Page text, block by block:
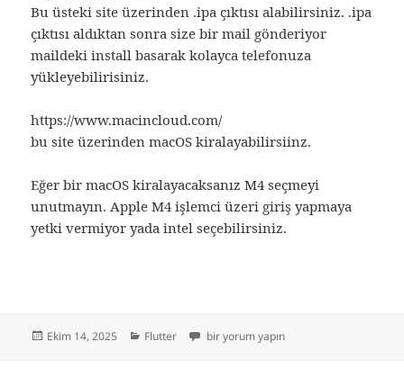
Bu üsteki site üzerinden .ipa çıktısı alabilirsiniz. .ipa
çıktısı aldıktan sonra size bir mail gönderiyor
maildeki install basarak kolayca telefonuza
yükleyebilirisiniz.
https://www.macincloud.com/
bu site üzerinden macOS kiralayabilirsiinz.
Eğer bir macOS kiralayacaksanız M4 seçmeyi
unutmayın. Apple M4 işlemci üzeri giriş yapmaya
yetki vermiyor yada intel seçebilirsiniz.
Yayın
Ekim 14, 2025 Kategoriler
Flutter macOS olmadan iPhone’a uygulama
bir yorum yapın